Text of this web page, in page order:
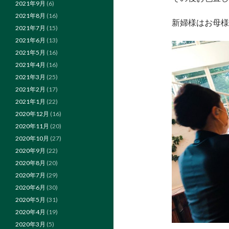
新婦様はお母
2021年9月 (6)
2021年8月 (16)
2021年7月 (15)
2021年6月 (13)
2021年5月 (16)
2021年4月 (16)
2021年3月 (25)
2021年2月 (17)
2021年1月 (22)
2020年12月 (16)
2020年11月 (20)
2020年10月 (27)
2020年9月 (22)
2020年8月 (20)
2020年7月 (29)
2020年6月 (30)
2020年5月 (31)
2020年4月 (19)
2020年3月 (5)